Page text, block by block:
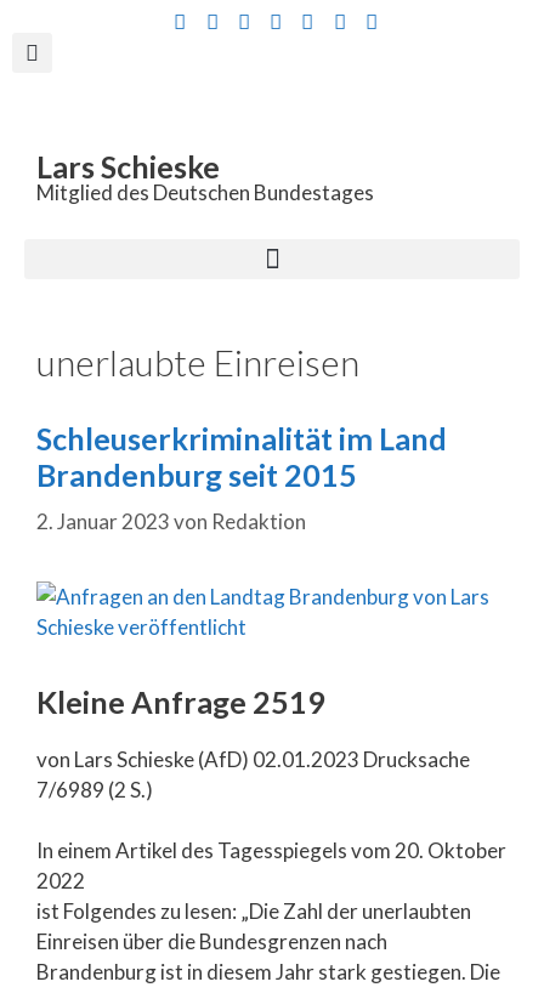
Lars Schieske
Mitglied des Deutschen Bundestages
unerlaubte Einreisen
Schleuserkriminalität im Land
Brandenburg seit 2015
2. Januar 2023von Redaktion
Kleine Anfrage 2519
von Lars Schieske (AfD) 02.01.2023 Drucksache
7/6989 (2 S.)
In einem Artikel des Tagesspiegels vom 20. Oktober
2022
ist Folgendes zu lesen: „Die Zahl der unerlaubten
Einreisen über die Bundesgrenzen nach
Brandenburg ist in diesem Jahr stark gestiegen. Die